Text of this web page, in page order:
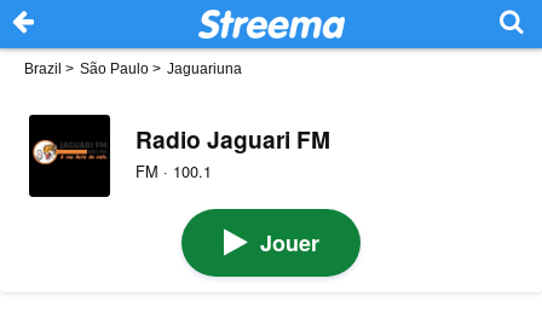
Brazil > São Paulo > Jaguariuna
Radio Jaguari FM
FM · 100.1
Jouer